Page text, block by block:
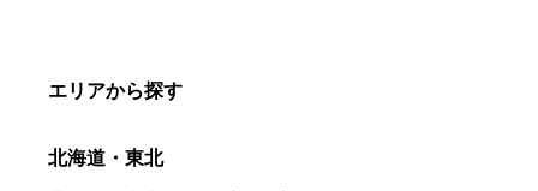
エリアから探す
北海道・東北